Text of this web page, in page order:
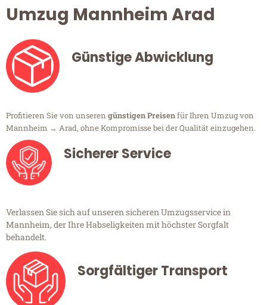
Umzug Mannheim Arad
Günstige Abwicklung
Profitieren Sie von unseren günstigen Preisenfür Ihren Umzug von
Mannheim → Arad, ohne Kompromisse bei der Qualität einzugehen.
Sicherer Service
Verlassen Sie sich auf unseren sicheren Umzugsservice in
Mannheim, der Ihre Habseligkeiten mit höchster Sorgfalt
behandelt.
Sorgfältiger Transport